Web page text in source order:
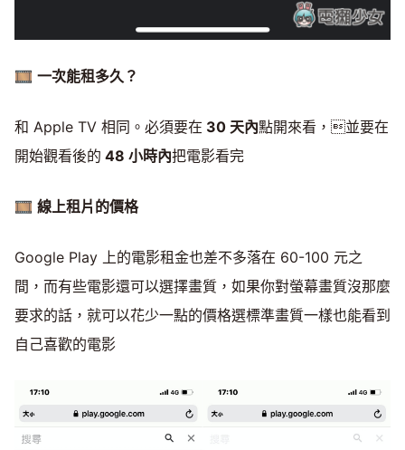
🎞 一次能租多久？
和 Apple TV 相同。必須要在 30 天內點開來看，並要在
開始觀看後的 48 小時內把電影看完
🎞 線上租片的價格
Google Play 上的電影租金也差不多落在 60-100 元之
間，而有些電影還可以選擇畫質，如果你對螢幕畫質沒那麼
要求的話，就可以花少一點的價格選標準畫質一樣也能看到
自己喜歡的電影